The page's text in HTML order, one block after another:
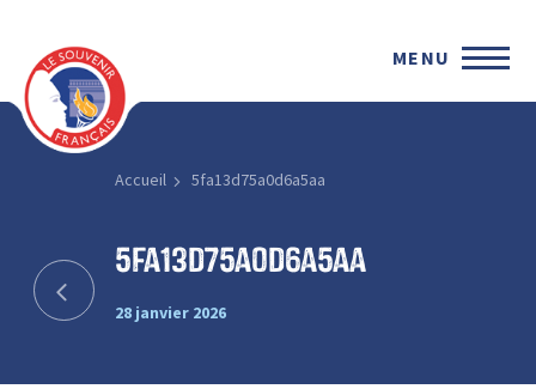
MENU
Accueil 5fa13d75a0d6a5aa
5fa13d75a0d6a5aa
28 janvier 2026